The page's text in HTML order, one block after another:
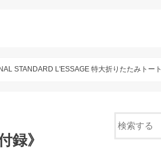
STANDARD L'ESSAGE 特大折りたたみトート
録》